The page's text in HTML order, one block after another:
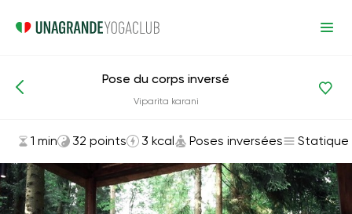
Asanas et exercices Poses inversées
Pose du corps inversé
Viparita karani
1 min 32 points 3 kcal Poses inversées Statique